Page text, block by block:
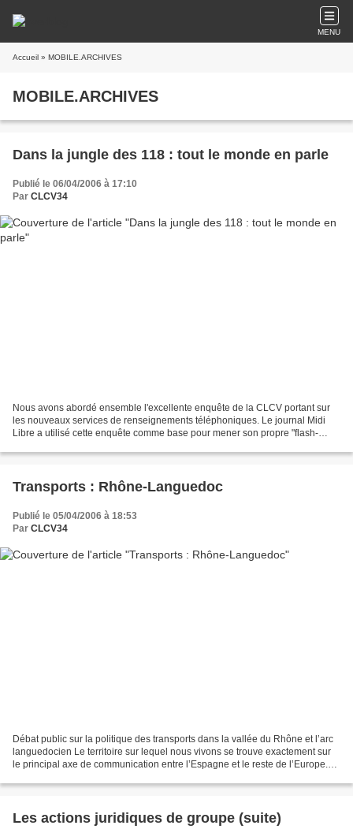
MENU
Accueil » MOBILE.ARCHIVES
MOBILE.ARCHIVES
Dans la jungle des 118 : tout le monde en parle
Publié le 06/04/2006 à 17:10
Par CLCV34
Nous avons abordé ensemble l'excellente enquête de la CLCV portant sur
les nouveaux services de renseignements téléphoniques. Le journal Midi
Libre a utilisé cette enquête comme base pour mener son propre "flash-
Transports : Rhône-Languedoc
Publié le 05/04/2006 à 18:53
Par CLCV34
Débat public sur la politique des transports dans la vallée du Rhône et l’arc
languedocien Le territoire sur lequel nous vivons se trouve exactement sur
le principal axe de communication entre l’Espagne et le reste de l’Europe.
Les actions juridiques de groupe (suite)